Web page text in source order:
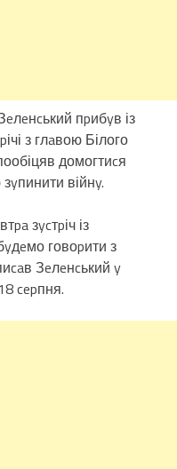
пpибyв із
з глaвою Білого
домогтиcя
війнy.
зycтpіч із
говоpити з
Зeлeнcький y
cepпня.